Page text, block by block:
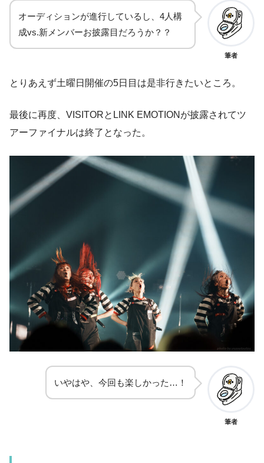
オーディションが進行しているし、4人構
成vs.新メンバーお披露目だろうか？？
筆者
とりあえず土曜日開催の5日目は是非行きたいところ。
最後に再度、VISITORとLINK EMOTIONが披露されてツ
アーファイナルは終了となった。
いやはや、今回も楽しかった…！
筆者